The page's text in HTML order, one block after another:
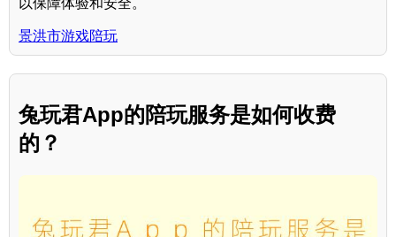
以保障体验和安全。
景洪市游戏陪玩
兔玩君App的陪玩服务是如何收费
的？